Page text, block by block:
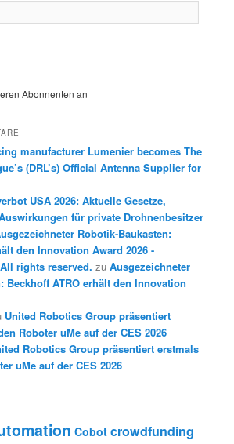
Abonnenten an
manufacturer Lumenier becomes The
(DRL’s) Official Antenna Supplier for
USA 2026: Aktuelle Gesetze,
für private Drohnenbesitzer
Robotik-Baukasten:
den Innovation Award 2026 -
rights reserved. zuAusgezeichneter
Beckhoff ATRO erhält den Innovation
United Robotics Group präsentiert
Roboter uMe auf der CES 2026
Robotics Group präsentiert erstmals
uMe auf der CES 2026
Cobot crowdfunding